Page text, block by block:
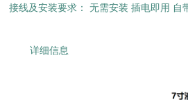
接线及安装要求： 无需安装 插电即用 自
详细信息